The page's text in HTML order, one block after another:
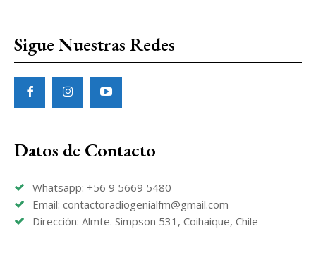
Sigue Nuestras Redes
Datos de Contacto
Whatsapp: +56 9 5669 5480
Email: contactoradiogenialfm@gmail.com
Dirección: Almte. Simpson 531, Coihaique, Chile